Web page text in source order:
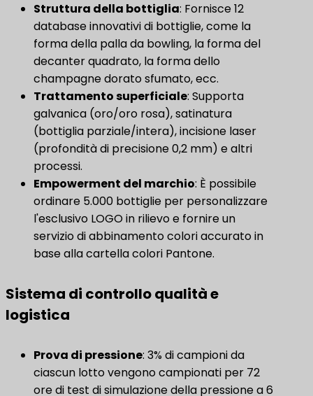
Struttura della bottiglia: Fornisce 12
database innovativi di bottiglie, come la
forma della palla da bowling, la forma del
decanter quadrato, la forma dello
champagne dorato sfumato, ecc.
Trattamento superficiale: Supporta
galvanica (oro/oro rosa), satinatura
(bottiglia parziale/intera), incisione laser
(profondità di precisione 0,2 mm) e altri
processi.
​Empowerment del marchio​​: È possibile
ordinare 5.000 bottiglie per personalizzare
l'esclusivo LOGO in rilievo e fornire un
servizio di abbinamento colori accurato in
base alla cartella colori Pantone.
Sistema di controllo qualità e
logistica
​Prova di pressione​​: 3% di campioni da
ciascun lotto vengono campionati per 72
ore di test di simulazione della pressione a 6